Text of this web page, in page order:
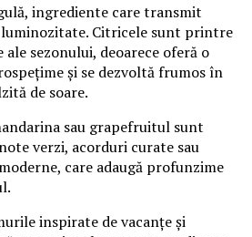
ingrediente care transmit
luminozitate. Citricele sunt printre
sezonului, deoarece oferă o
și se dezvoltă frumos în
de soare.
sau grapefruitul sunt
verzi, acorduri curate sau
care adaugă profunzime
inspirate de vacanțe și